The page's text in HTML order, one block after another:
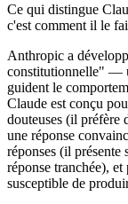
Ce qui distingue
c'est comment il le
Anthropic a
constitutionnelle" —
guident le
Claude est conçu
douteuses (il préfère
une réponse
réponses (il présente
réponse tranchée),
susceptible de